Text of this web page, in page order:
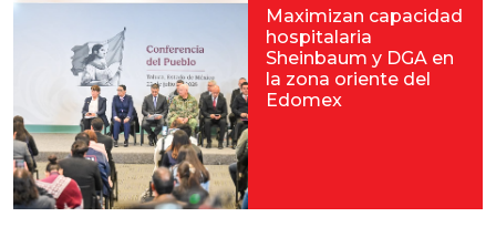
Maximizan capacidad
hospitalaria
Sheinbaum y DGA en
la zona oriente del
Edomex